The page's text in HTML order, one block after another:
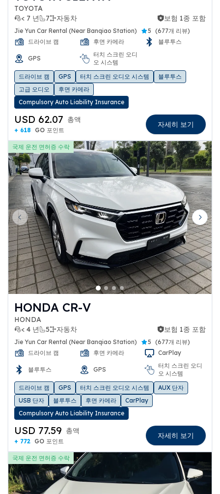
TOYOTA
< 7 년
7 자동차
보험 1종 포함 보험 1종 포함
Jie Yun Car Rental (Near Banqiao Station) 5 (677개 리뷰)
드라이브 캠
후면 카메라 블루투스
GPS
터치 스크린 오디
오 시스템
드라이브 캠
GPS 터치 스크린 오디오 시스템
블루투스
고급 오디오
후면 카메라
Compulsory Auto Liability Insurance
USD 62.07 총액
+ 618 GO 포인트
자세히 보기
국제 운전 면허증 수락
Previous slide Next
HONDA CR-V
HONDA
< 4 년
5 자동차
보험 1종 포함 보험 1종 포함
Jie Yun Car Rental (Near Banqiao Station) 5 (677개 리뷰)
드라이브 캠
후면 카메라 CarPlay
블루투스 GPS
터치 스크린 오디
오 시스템
드라이브 캠
GPS 터치 스크린 오디오 시스템
AUX 단자
USB 단자
블루투스 후면 카메라
CarPlay
Compulsory Auto Liability Insurance
USD 77.59 총액
+ 772 GO 포인트
자세히 보기
국제 운전 면허증 수락